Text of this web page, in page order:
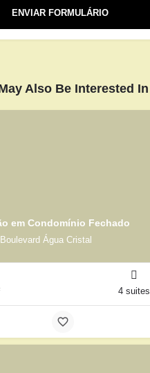
Also Be Interested In
em Condomínio Fechado
Água Cristal
4 suites